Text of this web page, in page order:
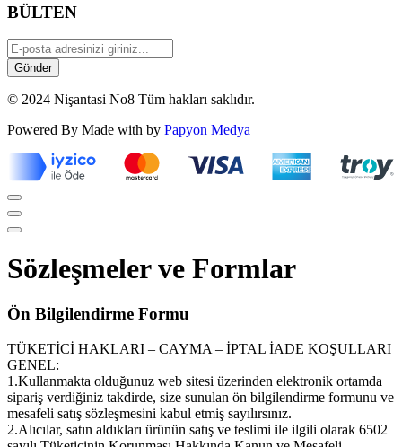
BÜLTEN
© 2024 Nişantasi No8 Tüm hakları saklıdır.
Powered By Made with by Papyon Medya
Sözleşmeler ve Formlar
Ön Bilgilendirme Formu
TÜKETİCİ HAKLARI – CAYMA – İPTAL İADE KOŞULLARI
GENEL:
1.Kullanmakta olduğunuz web sitesi üzerinden elektronik ortamda
sipariş verdiğiniz takdirde, size sunulan ön bilgilendirme formunu ve
mesafeli satış sözleşmesini kabul etmiş sayılırsınız.
2.Alıcılar, satın aldıkları ürünün satış ve teslimi ile ilgili olarak 6502